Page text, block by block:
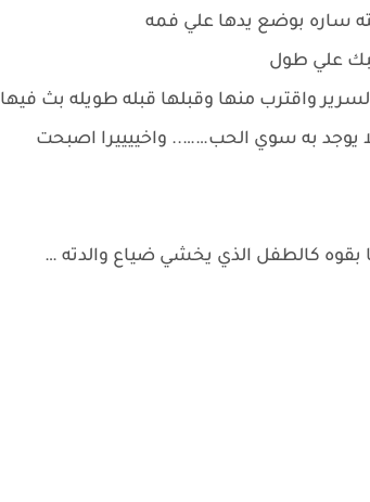
ساره بوضع يدها علي فمه
علي طول
واقترب منها وقبلها قبله طويله بث فيها
يوجد به سوي الحب…….. واخييييرا اصبحت
كالطفل الذي يخشي ضياع والدته …